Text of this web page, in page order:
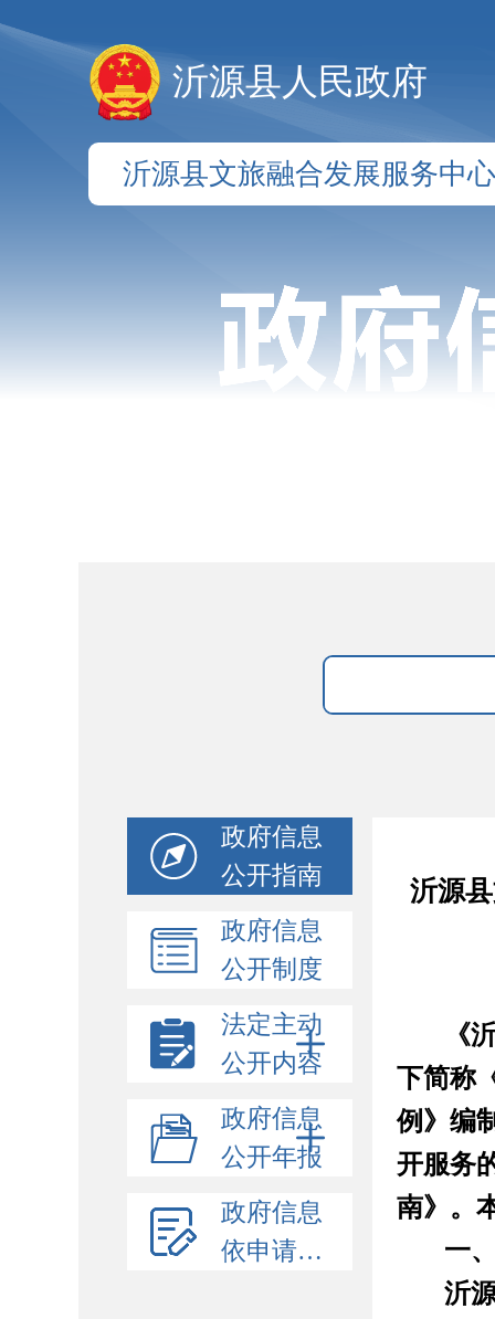
沂源县人民政府
沂源县文旅融合发展服务中心
政府信息
公开指南
政府信息
公开制度
法定主动
公开内容
政府信息
公开年报
政府信息
依申请公开
沂源
《
下简称
例》编
开服务
南》。
一
沂